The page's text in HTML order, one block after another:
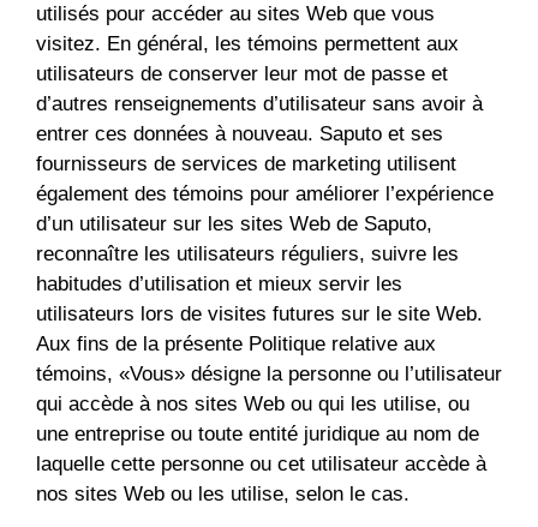
utilisés pour accéder au sites Web que vous
visitez. En général, les témoins permettent aux
utilisateurs de conserver leur mot de passe et
d’autres renseignements d’utilisateur sans avoir à
entrer ces données à nouveau. Saputo et ses
fournisseurs de services de marketing utilisent
également des témoins pour améliorer l’expérience
d’un utilisateur sur les sites Web de Saputo,
reconnaître les utilisateurs réguliers, suivre les
habitudes d’utilisation et mieux servir les
utilisateurs lors de visites futures sur le site Web.
Aux fins de la présente Politique relative aux
témoins, «Vous» désigne la personne ou l’utilisateur
qui accède à nos sites Web ou qui les utilise, ou
une entreprise ou toute entité juridique au nom de
laquelle cette personne ou cet utilisateur accède à
nos sites Web ou les utilise, selon le cas.